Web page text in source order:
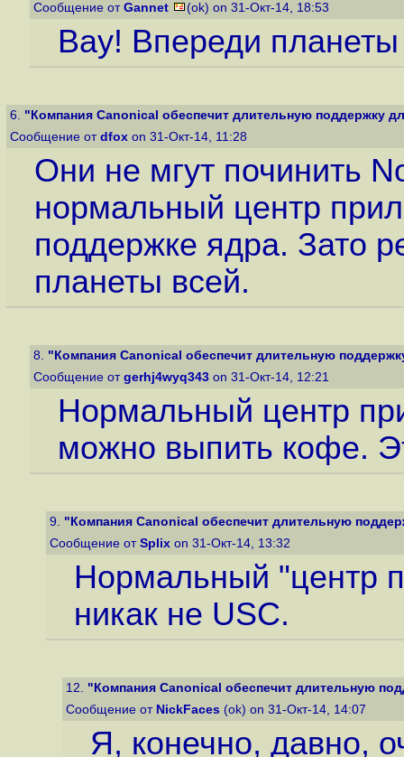
Сообщение от Gannet (ok) on 31-Окт-14, 18:53
Вау! Впереди
6. "Компания Canonical обеспечит длительную поддержку
Сообщение от dfox on 31-Окт-14, 11:28
Они не мгут починить
нормальный центр
поддержке ядра. Зато
планеты всей.
8. "Компания Canonical обеспечит длительную
Сообщение от gerhj4wyq343 on 31-Окт-14, 12:21
Нормальный центр
можно выпить кофе.
9. "Компания Canonical обеспечит длительную
Сообщение от Splix on 31-Окт-14, 13:32
Нормальный "центр
никак не USC.
12. "Компания Canonical обеспечит длительную
Сообщение от NickFaces (ok) on 31-Окт-14, 14:07
Я, конечно, давно,